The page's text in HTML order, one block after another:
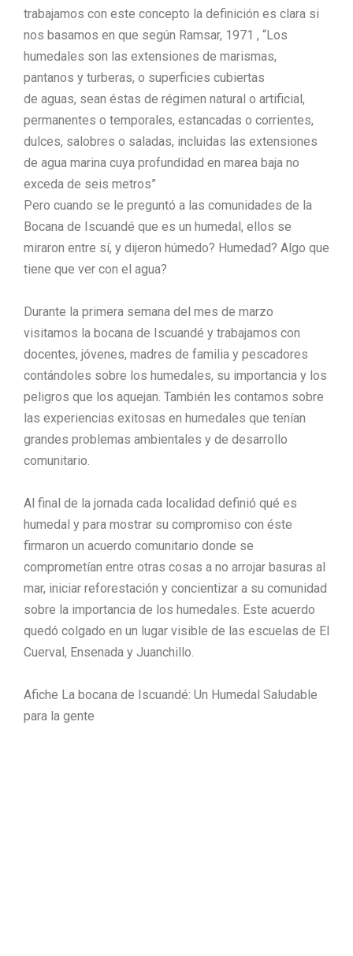
trabajamos con este concepto la definición es clara si
nos basamos en que según Ramsar, 1971 , “Los
humedales son las extensiones de marismas,
pantanos y turberas, o superficies cubiertas
de aguas, sean éstas de régimen natural o artificial,
permanentes o temporales, estancadas o corrientes,
dulces, salobres o saladas, incluidas las extensiones
de agua marina cuya profundidad en marea baja no
exceda de seis metros”
Pero cuando se le preguntó a las comunidades de la
Bocana de Iscuandé que es un humedal, ellos se
miraron entre sí, y dijeron húmedo? Humedad? Algo que
tiene que ver con el agua?
Durante la primera semana del mes de marzo
visitamos la bocana de Iscuandé y trabajamos con
docentes, jóvenes, madres de familia y pescadores
contándoles sobre los humedales, su importancia y los
peligros que los aquejan. También les contamos sobre
las experiencias exitosas en humedales que tenían
grandes problemas ambientales y de desarrollo
comunitario.
Al final de la jornada cada localidad definió qué es
humedal y para mostrar su compromiso con éste
firmaron un acuerdo comunitario donde se
comprometían entre otras cosas a no arrojar basuras al
mar, iniciar reforestación y concientizar a su comunidad
sobre la importancia de los humedales. Este acuerdo
quedó colgado en un lugar visible de las escuelas de El
Cuerval, Ensenada y Juanchillo.
Afiche La bocana de Iscuandé: Un Humedal Saludable
para la gente